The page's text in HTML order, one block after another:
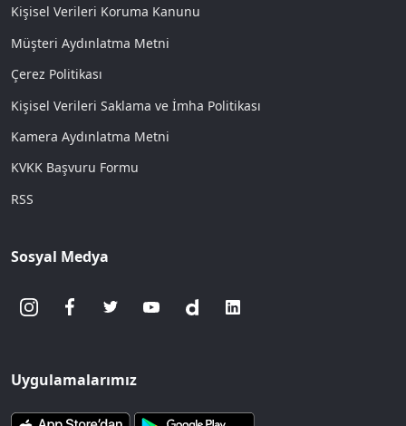
Kişisel Verileri Koruma Kanunu
Müşteri Aydınlatma Metni
Çerez Politikası
Kişisel Verileri Saklama ve İmha Politikası
Kamera Aydınlatma Metni
KVKK Başvuru Formu
RSS
Sosyal Medya
Uygulamalarımız